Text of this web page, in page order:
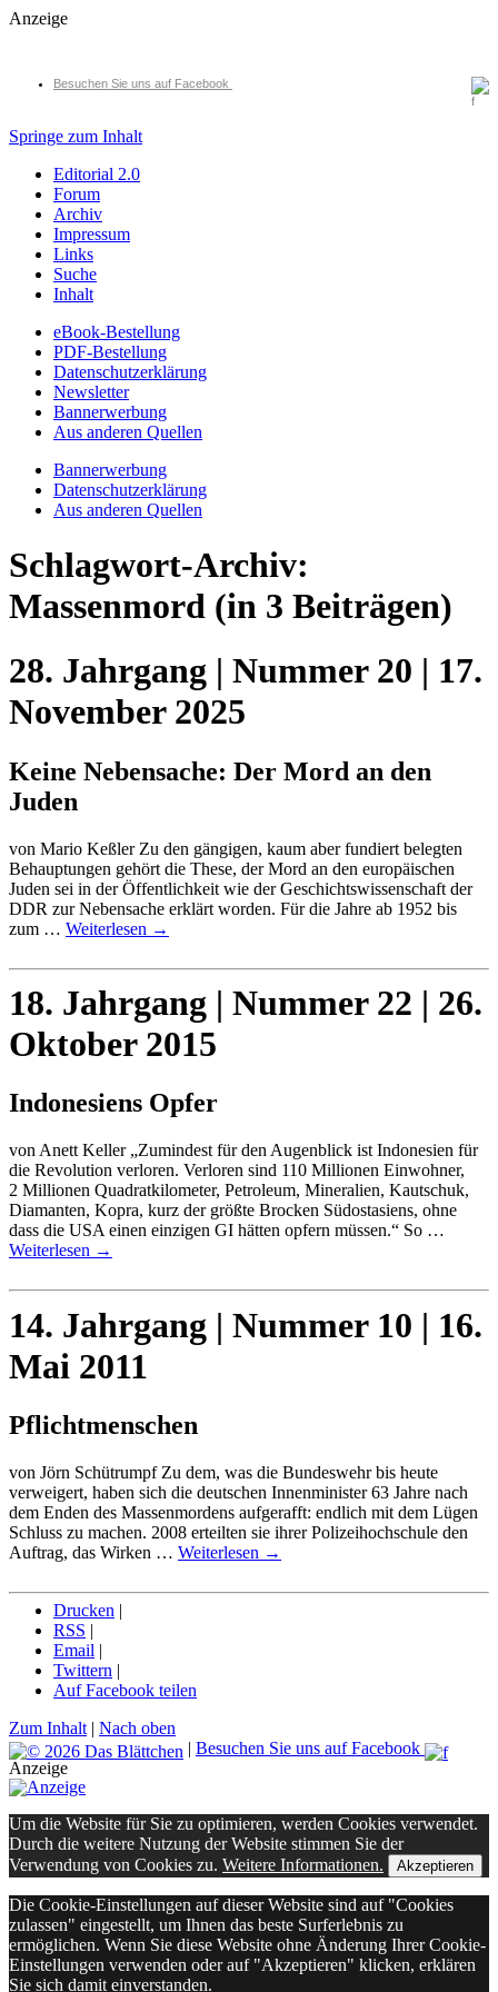
Anzeige
Besuchen Sie uns auf Facebook
Springe zum Inhalt
Editorial 2.0
Forum
Archiv
Impressum
Links
Suche
Inhalt
eBook-Bestellung
PDF-Bestellung
Datenschutzerklärung
Newsletter
Bannerwerbung
Aus anderen Quellen
Bannerwerbung
Datenschutzerklärung
Aus anderen Quellen
Schlagwort-Archiv:
Massenmord (in 3 Beiträgen)
28. Jahrgang | Nummer 20 | 17.
November 2025
Keine Nebensache: Der Mord an den
Juden
von Mario Keßler Zu den gängigen, kaum aber fundiert belegten
Behauptungen gehört die These, der Mord an den europäischen
Juden sei in der Öffentlichkeit wie der Geschichtswissenschaft der
DDR zur Nebensache erklärt worden. Für die Jahre ab 1952 bis
zum … Weiterlesen →
18. Jahrgang | Nummer 22 | 26.
Oktober 2015
Indonesiens Opfer
von Anett Keller „Zumindest für den Augenblick ist Indonesien für
die Revolution verloren. Verloren sind 110 Millionen Einwohner,
2 Millionen Quadratkilometer, Petroleum, Mineralien, Kautschuk,
Diamanten, Kopra, kurz der größte Brocken Südostasiens, ohne
dass die USA einen einzigen GI hätten opfern müssen.“ So …
Weiterlesen →
14. Jahrgang | Nummer 10 | 16.
Mai 2011
Pflichtmenschen
von Jörn Schütrumpf Zu dem, was die Bundeswehr bis heute
verweigert, haben sich die deutschen Innenminister 63 Jahre nach
dem Enden des Massenmordens aufgerafft: endlich mit dem Lügen
Schluss zu machen. 2008 erteilten sie ihrer Polizeihochschule den
Auftrag, das Wirken … Weiterlesen →
Drucken |
RSS |
Email |
Twittern |
Auf Facebook teilen
Zum Inhalt | Nach oben
| Besuchen Sie uns auf Facebook
Anzeige
Um die Website für Sie zu optimieren, werden Cookies verwendet.
Durch die weitere Nutzung der Website stimmen Sie der
Verwendung von Cookies zu. Weitere Informationen. Akzeptieren
Die Cookie-Einstellungen auf dieser Website sind auf "Cookies
zulassen" eingestellt, um Ihnen das beste Surferlebnis zu
ermöglichen. Wenn Sie diese Website ohne Änderung Ihrer Cookie-
Einstellungen verwenden oder auf "Akzeptieren" klicken, erklären
Sie sich damit einverstanden.